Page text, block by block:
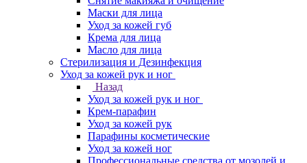
Маски для лица
Уход за кожей губ
Крема для лица
Масло для лица
Стерилизация и Дезинфекция
Уход за кожей рук и ног
Назад
Уход за кожей рук и ног
Крем-парафин
Уход за кожей рук
Парафины косметические
Уход за кожей ног
Профессиональные средства от мозолей и